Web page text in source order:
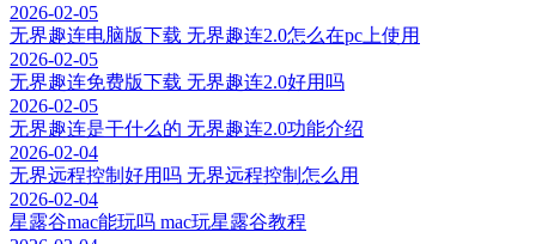
2026-02-05
无界趣连电脑版下载 无界趣连2.0怎么在pc上使用
2026-02-05
无界趣连免费版下载 无界趣连2.0好用吗
2026-02-05
无界趣连是干什么的 无界趣连2.0功能介绍
2026-02-04
无界远程控制好用吗 无界远程控制怎么用
2026-02-04
星露谷mac能玩吗 mac玩星露谷教程